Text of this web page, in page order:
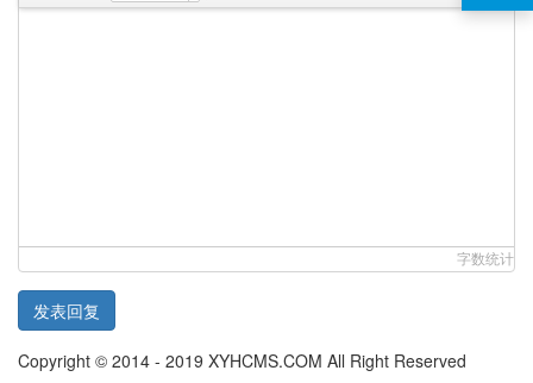
字数统计
发表回复
Copyright © 2014 - 2019 XYHCMS.COM All Right Reserved